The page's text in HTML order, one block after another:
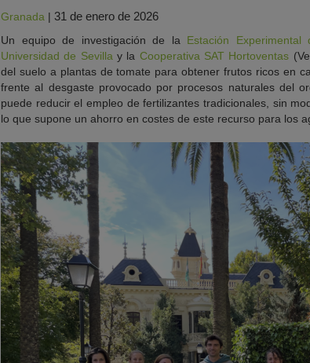
Granada | 31 de enero de 2026
Un equipo de investigación de la Estación Experimental
Universidad de Sevilla y la Cooperativa SAT Hortoventas
del suelo a plantas de tomate para obtener frutos ricos en
frente al desgaste provocado por procesos naturales del
puede reducir el empleo de fertilizantes tradicionales, sin
lo que supone un ahorro en costes de este recurso para los